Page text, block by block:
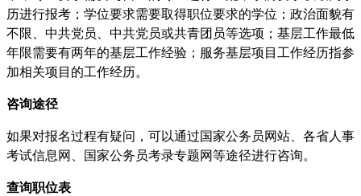
历进行报考；学位要求需要取得职位要求的学位；政治面貌有
不限、中共党员、中共党员或共青团员等选项；基层工作最低
年限需要有两年的基层工作经验；服务基层项目工作经历指参
加相关项目的工作经历。
咨询途径
如果对报名过程有疑问，可以通过国家公务员网站、各省人事
考试信息网、国家公务员考录专题网等途径进行咨询。
查询职位表